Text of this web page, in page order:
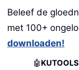
Beleef de
met 100+
downloaden!
🤖